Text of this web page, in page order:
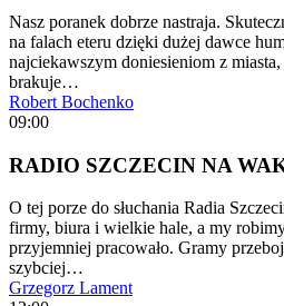
Nasz poranek dobrze nastraja.
na falach eteru dzięki dużej dawce
najciekawszym doniesieniom z
brakuje…
Robert Bochenko
09:00
RADIO SZCZECIN NA
O tej porze do słuchania Radia
firmy, biura i wielkie hale, a my
przyjemniej pracowało. Gramy
szybciej…
Grzegorz Lament